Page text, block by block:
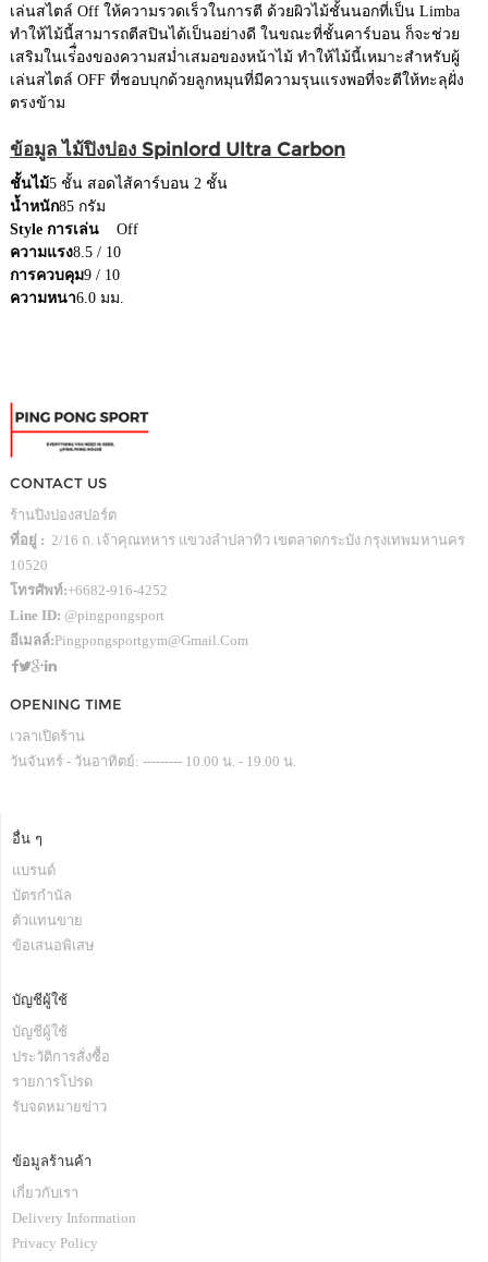
เล่นสไตล์ Off ให้ความรวดเร็วในการตี ด้วยผิวไม้ชั้นนอกที่เป็น Limba
ทำให้ไม้นี้สามารถตีสปินได้เป็นอย่างดี ในขณะที่ชั้นคาร์บอน ก็จะช่วย
เสริมในเร่ื่องของความสม่ำเสมอของหน้าไม้ ทำให้ไม้นี้เหมาะสำหรับผู้
เล่นสไตล์ OFF ที่ชอบบุกด้วยลูกหมุนที่มีความรุนแรงพอที่จะตีให้ทะลุฝั่ง
ตรงข้าม
ข้อมูล ไม้ปิงปอง Spinlord Ultra Carbon
ชั้นไม้5 ชั้น สอดไส้คาร์บอน 2 ชั้น
น้ำหนัก85 กรัม
Style การเล่น Off
ความแรง8.5 / 10
การควบคุม9 / 10
ความหนา6.0 มม.
CONTACT US
ร้านปิงปองสปอร์ต
ที่อยู่ : 2/16 ถ. เจ้าคุณทหาร แขวงลำปลาทิว เขตลาดกระบัง กรุงเทพมหานคร
10520
โทรศัพท์:+6682-916-4252
Line ID: @pingpongsport
อีเมลล์:Pingpongsportgym@gmail.com
OPENING TIME
เวลาเปิดร้าน
วันจันทร์ - วันอาทิตย์: --------- 10.00 น. - 19.00 น.
อื่น ๆ
แบรนด์
บัตรกำนัล
ตัวแทนขาย
ข้อเสนอพิเสษ
บัญชีผู้ใช้
บัญชีผู้ใช้
ประวัติการสั่งซื้อ
รายการโปรด
รับจดหมายข่าว
ข้อมูลร้านค้า
เกี่ยวกับเรา
Delivery Information
Privacy Policy